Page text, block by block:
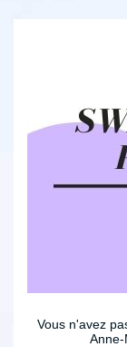
Vous n'avez